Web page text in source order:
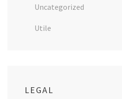
Uncategorized
Utile
LEGAL